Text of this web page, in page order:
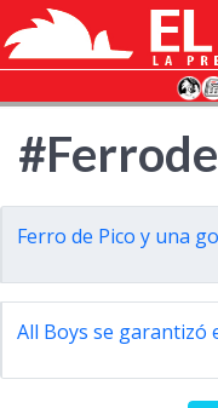
Ferro de Pico y una
All Boys se garantizó